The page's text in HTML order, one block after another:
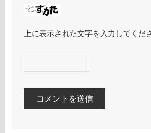
上に表示された文字を入力してくだ